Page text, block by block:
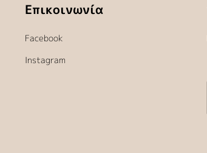
Επικοινωνία
Facebook
Instagram